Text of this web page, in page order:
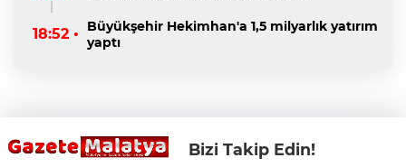
18:52 •
Büyükşehir Hekimhan'a 1,5 milyarlık yatırım
yaptı
Bizi Takip Edin!